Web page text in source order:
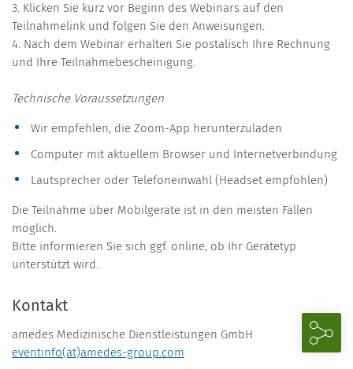
3. Klicken Sie kurz vor Beginn des Webinars auf den
Teilnahmelink und folgen Sie den Anweisungen.
4. Nach dem Webinar erhalten Sie postalisch Ihre Rechnung
und Ihre Teilnahmebescheinigung.
Technische Voraussetzungen
Wir empfehlen, die Zoom-App herunterzuladen
Computer mit aktuellem Browser und Internetverbindung
Lautsprecher oder Telefoneinwahl (Headset empfohlen)
Die Teilnahme über Mobilgeräte ist in den meisten Fällen
möglich.
Bitte informieren Sie sich ggf. online, ob Ihr Gerätetyp
unterstützt wird.
Kontakt
amedes Medizinische Dienstleistungen GmbH
eventinfo(at)amedes-group.com